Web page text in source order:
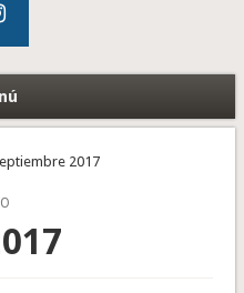
2017